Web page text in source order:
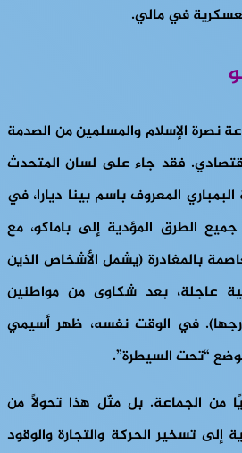
في مالي.
نصرة الإسلام والمسلمين من الصدمة
فقد جاء على لسان المتحدث
المعروف باسم بينا ديارا، في
الطرق المؤدية إلى باماكو، مع
بالمغادرة (يشمل الأشخاص الذين
عاجلة، بعد شكاوى من مواطنين
في الوقت نفسه، ظهر أسيمي
“تحت السيطرة”.
من الجماعة. بل مثّل هذا تحولاً من
إلى تسخير الحركة والتجارة والوقود